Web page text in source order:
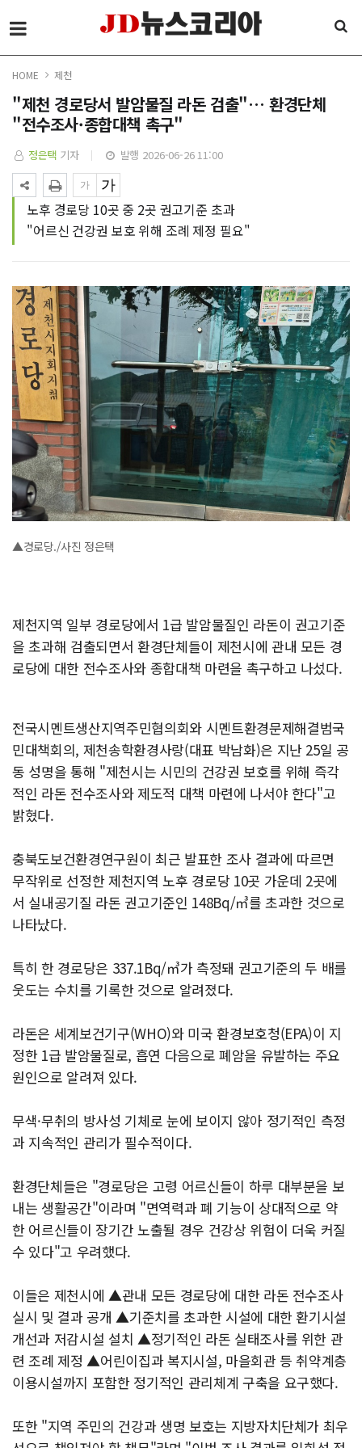
HOME 제천
"제천 경로당서 발암물질 라돈 검출"… 환경단체
"전수조사·종합대책 촉구"
정은택 기자 발행 2026-06-26 11:00
노후 경로당 10곳 중 2곳 권고기준 초과
"어르신 건강권 보호 위해 조례 제정 필요"
▲경로당./사진 정은택
제천지역 일부 경로당에서 1급 발암물질인 라돈이 권고기준
을 초과해 검출되면서 환경단체들이 제천시에 관내 모든 경
로당에 대한 전수조사와 종합대책 마련을 촉구하고 나섰다.
전국시멘트생산지역주민협의회와 시멘트환경문제해결범국
민대책회의, 제천송학환경사랑(대표 박남화)은 지난 25일 공
동 성명을 통해 "제천시는 시민의 건강권 보호를 위해 즉각
적인 라돈 전수조사와 제도적 대책 마련에 나서야 한다"고
밝혔다.
충북도보건환경연구원이 최근 발표한 조사 결과에 따르면
무작위로 선정한 제천지역 노후 경로당 10곳 가운데 2곳에
서 실내공기질 라돈 권고기준인 148Bq/㎥를 초과한 것으로
나타났다.
특히 한 경로당은 337.1Bq/㎥가 측정돼 권고기준의 두 배를
웃도는 수치를 기록한 것으로 알려졌다.
라돈은 세계보건기구(WHO)와 미국 환경보호청(EPA)이 지
정한 1급 발암물질로, 흡연 다음으로 폐암을 유발하는 주요
원인으로 알려져 있다.
무색·무취의 방사성 기체로 눈에 보이지 않아 정기적인 측정
과 지속적인 관리가 필수적이다.
환경단체들은 "경로당은 고령 어르신들이 하루 대부분을 보
내는 생활공간"이라며 "면역력과 폐 기능이 상대적으로 약
한 어르신들이 장기간 노출될 경우 건강상 위험이 더욱 커질
수 있다"고 우려했다.
이들은 제천시에 ▲관내 모든 경로당에 대한 라돈 전수조사
실시 및 결과 공개 ▲기준치를 초과한 시설에 대한 환기시설
개선과 저감시설 설치 ▲정기적인 라돈 실태조사를 위한 관
련 조례 제정 ▲어린이집과 복지시설, 마을회관 등 취약계층
이용시설까지 포함한 정기적인 관리체계 구축을 요구했다.
또한 "지역 주민의 건강과 생명 보호는 지방자치단체가 최우